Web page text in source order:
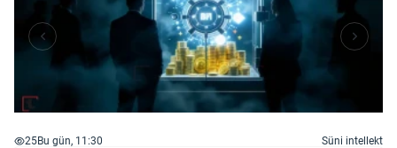
25Bu gün, 11:30 Süni intellekt